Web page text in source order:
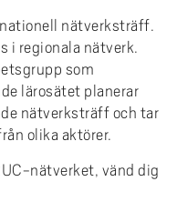
nätverksträff.
i regionala nätverk.
som
lärosätet planerar
nätverksträff och tar
olika aktörer.
nätverket, vänd dig